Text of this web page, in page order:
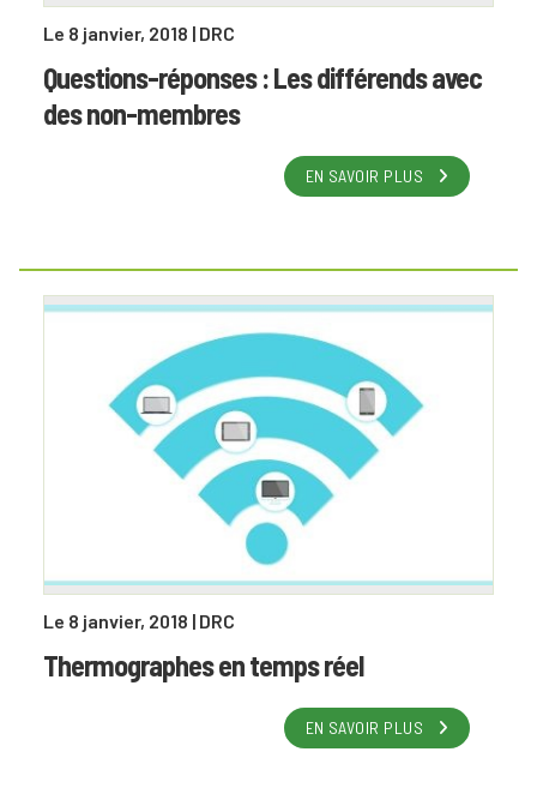
Le 8 janvier, 2018 | DRC
Questions-réponses : Les différends avec
des non-membres
EN SAVOIR PLUS
Le 8 janvier, 2018 | DRC
Thermographes en temps réel
EN SAVOIR PLUS